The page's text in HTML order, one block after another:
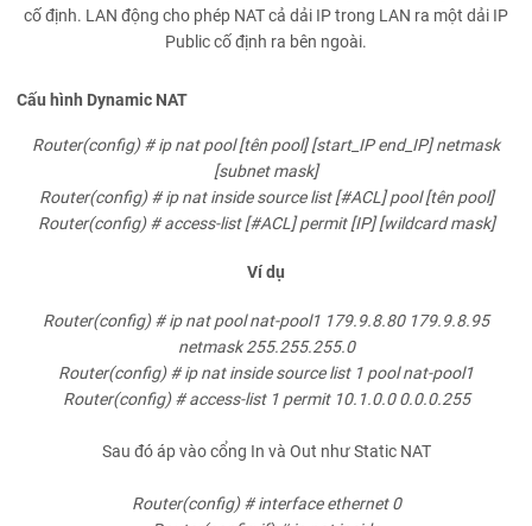
cố định. LAN động cho phép NAT cả dải IP trong LAN ra một dải IP
Public cố định ra bên ngoài.
Cấu hình Dynamic NAT
Router(config) # ip nat pool [tên pool] [start_IP end_IP] netmask
[subnet mask]
Router(config) # ip nat inside source list [#ACL] pool [tên pool]
Router(config) # access-list [#ACL] permit [IP] [wildcard mask]
Ví dụ
Router(config) # ip nat pool nat-pool1 179.9.8.80 179.9.8.95
netmask 255.255.255.0
Router(config) # ip nat inside source list 1 pool nat-pool1
Router(config) # access-list 1 permit 10.1.0.0 0.0.0.255
Sau đó áp vào cổng In và Out như Static NAT
Router(config) # interface ethernet 0